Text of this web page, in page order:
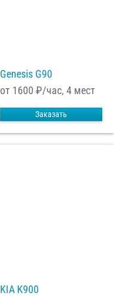
Genesis G90
от 1600 ₽/час, 4 мест
Заказать
KIA K900